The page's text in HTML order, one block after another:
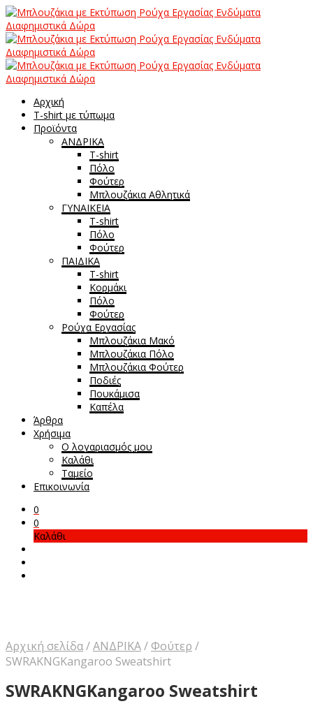
Αρχική
T-shirt με τύπωμα
Προϊόντα
ΑΝΔΡΙΚΑ
T-shirt
Πόλο
Φούτερ
Μπλουζάκια Αθλητικά
ΓΥΝΑΙΚΕΙΑ
T-shirt
Πόλο
Φούτερ
ΠΑΙΔΙΚΑ
T-shirt
Κορμάκι
Πόλο
Φούτερ
Ρούχα Εργασίας
Μπλουζάκια Μακό
Μπλουζάκια Πόλο
Μπλουζάκια Φούτερ
Ποδιές
Πουκάμισα
Καπέλα
Άρθρα
Χρήσιμα
Ο λογαριασμός μου
Καλάθι
Ταμείο
Επικοινωνία
0
0
Καλάθι
Αρχική σελίδα/ΑΝΔΡΙΚΑ/ Φούτερ /
SWRAKNGKangaroo Sweatshirt
SWRAKNGKangaroo Sweatshirt